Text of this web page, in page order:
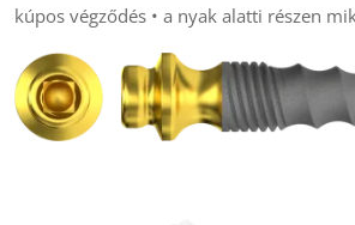
kúpos végződés • a nyak alatti részen